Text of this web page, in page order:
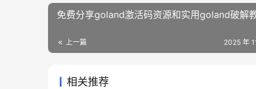
免费分享goland激活码资源和实用goland破解
上一篇 2025 年
相关推荐